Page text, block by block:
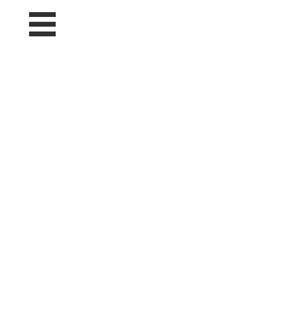
Location Tente Cristal et installation à